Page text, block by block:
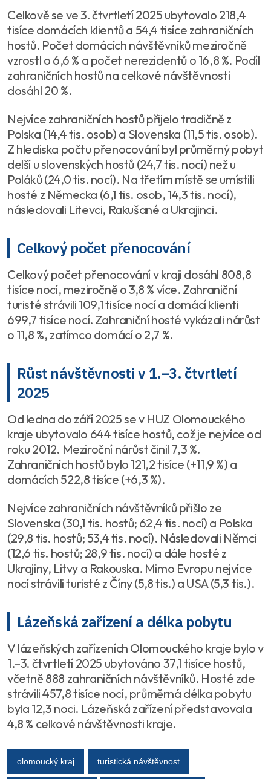
Celkově se ve 3. čtvrtletí 2025 ubytovalo 218,4
tisíce domácích klientů a 54,4 tisíce zahraničních
hostů. Počet domácích návštěvníků meziročně
vzrostl o 6,6 % a počet nerezidentů o 16,8 %. Podíl
zahraničních hostů na celkové návštěvnosti
dosáhl 20 %.
Nejvíce zahraničních hostů přijelo tradičně z
Polska (14,4 tis. osob) a Slovenska (11,5 tis. osob).
Z hlediska počtu přenocování byl průměrný pobyt
delší u slovenských hostů (24,7 tis. nocí) než u
Poláků (24,0 tis. nocí). Na třetím místě se umístili
hosté z Německa (6,1 tis. osob, 14,3 tis. nocí),
následovali Litevci, Rakušané a Ukrajinci.
Celkový počet přenocování
Celkový počet přenocování v kraji dosáhl 808,8
tisíce nocí, meziročně o 3,8 % více. Zahraniční
turisté strávili 109,1 tisíce nocí a domácí klienti
699,7 tisíce nocí. Zahraniční hosté vykázali nárůst
o 11,8 %, zatímco domácí o 2,7 %.
Růst návštěvnosti v 1.–3. čtvrtletí
2025
Od ledna do září 2025 se v HUZ Olomouckého
kraje ubytovalo 644 tisíce hostů, což je nejvíce od
roku 2012. Meziroční nárůst činil 7,3 %.
Zahraničních hostů bylo 121,2 tisíce (+11,9 %) a
domácích 522,8 tisíce (+6,3 %).
Nejvíce zahraničních návštěvníků přišlo ze
Slovenska (30,1 tis. hostů; 62,4 tis. nocí) a Polska
(29,8 tis. hostů; 53,4 tis. nocí). Následovali Němci
(12,6 tis. hostů; 28,9 tis. nocí) a dále hosté z
Ukrajiny, Litvy a Rakouska. Mimo Evropu nejvíce
nocí strávili turisté z Číny (5,8 tis.) a USA (5,3 tis.).
Lázeňská zařízení a délka pobytu
V lázeňských zařízeních Olomouckého kraje bylo v
1.–3. čtvrtletí 2025 ubytováno 37,1 tisíce hostů,
včetně 888 zahraničních návštěvníků. Hosté zde
strávili 457,8 tisíce nocí, průměrná délka pobytu
byla 12,3 noci. Lázeňská zařízení představovala
4,8 % celkové návštěvnosti kraje.
olomoucký kraj turistická návštěvnost